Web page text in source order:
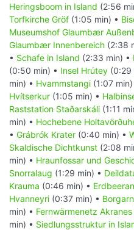
Heringsboom in Island (2:56
Torfkirche Gröf (1:05 min) •
Museumshof Glaumbær
Glaumbær Innenbereich (2:38
• Schafe in Island (2:33 min) •
(0:50 min) • Insel Hrútey (0:29
min) • Hvammstangi (1:07 min)
Hvítserkur (1:05 min) •
Raststation Staðarskáli (1:11
min) • Hochebene
• Grábrók Krater (0:40 min) •
Skaldische Dichtkunst (2:08
min) • Hraunfossar und
Snorralaug (1:29 min) •
Krauma (0:46 min) •
Hvanneyri (0:37 min) •
min) • Fernwärmenetz Akranes
min) • Siedlungsstruktur in